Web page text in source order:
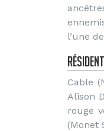
l’une
Cable
Alison
rouge
(Monet